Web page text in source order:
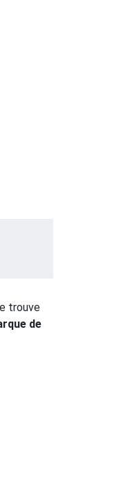
trouve
de